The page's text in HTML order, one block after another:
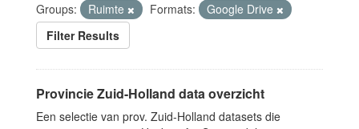
Groups: Ruimte Formats:
Google Drive
Filter Results
Provincie Zuid-Holland data overzicht
Een selectie van prov. Zuid-Holland datasets die